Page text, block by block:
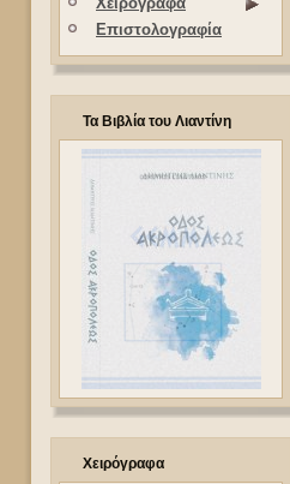
Επιστολογραφία
Τα Βιβλία του Λιαντίνη
Χειρόγραφα